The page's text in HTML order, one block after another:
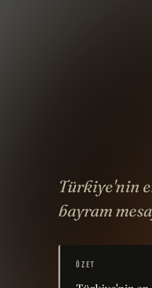
Türkiye'nin
bayram
ÖZET